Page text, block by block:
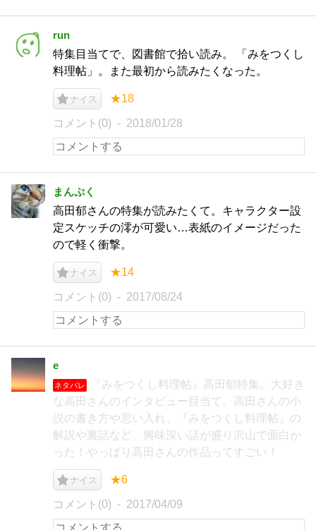
run
特集目当てで、図書館で拾い読み。 「みをつくし
料理帖」。また最初から読みたくなった。
ナイス ★18
コメント(0) 2018/01/28
まんぷく
高田郁さんの特集が読みたくて。キャラクター設
定スケッチの澪が可愛い…表紙のイメージだった
ので軽く衝撃。
ナイス ★14
コメント(0) 2017/08/24
e
ネタバレ
『みをつくし料理帖』高田郁特集。大好き
な高田さんのインタビュー目当て。高田さんの小
説の書き方や思い入れ、『みをつくし料理帖』の
解説や裏話など、興味深い話が盛り沢山で面白か
った！やっぱり高田さんの作品ってすごい！
ナイス ★6
コメント(0) 2017/04/09